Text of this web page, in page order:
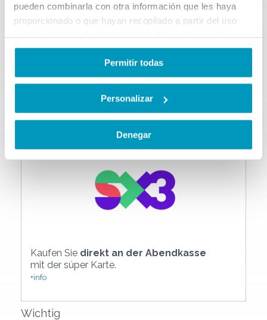
pueden combinarla con otra información que les haya
proporcionado o que hayan recopilado a partir del uso
Permitir todas
Personalizar
Denegar
FAMILY PACK
Sonderpreis
2 Erwachsene + 2 Kinder
Online-Kauf abgezogen.
Kaufen Sie direkt an der Abendkasse
mit der súper Karte.
+info
Wichtig